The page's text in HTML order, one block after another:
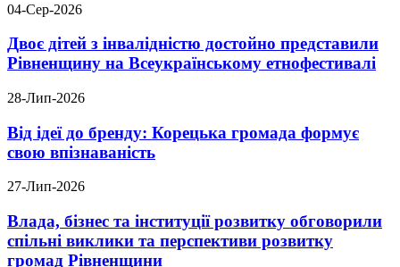
04-Сер-2026
Двоє дітей з інвалідністю достойно представили
Рівненщину на Всеукраїнському етнофестивалі
28-Лип-2026
Від ідеї до бренду: Корецька громада формує
свою впізнаваність
27-Лип-2026
Влада, бізнес та інституції розвитку обговорили
спільні виклики та перспективи розвитку
громад Рівненщини